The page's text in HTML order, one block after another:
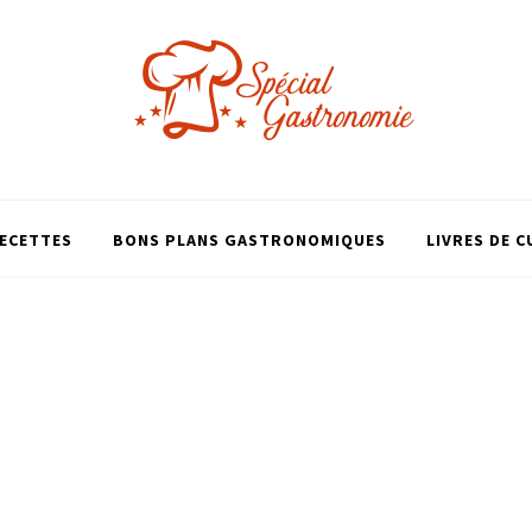
BONS PLANS GASTRONOMIQUES LIVRES DE